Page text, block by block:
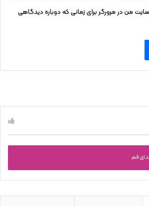
من در مرورگر برای زمانی که دوباره دیدگاهی
قم